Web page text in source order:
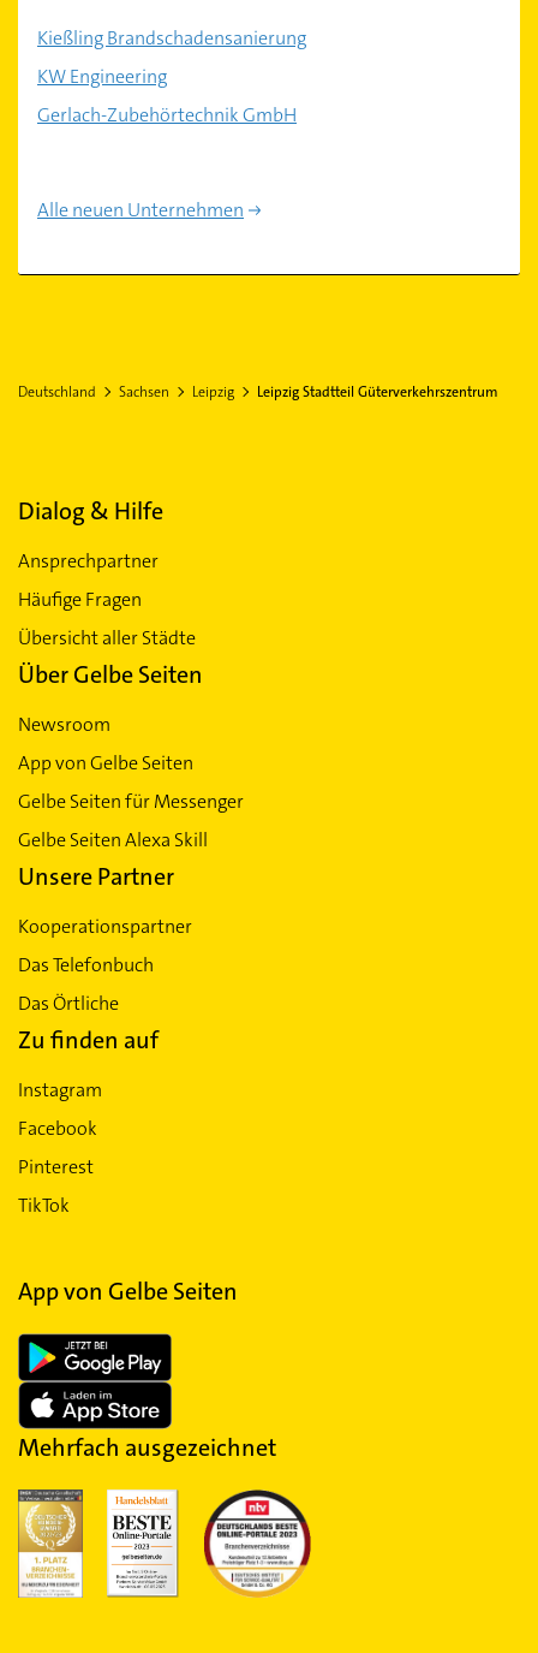
Kießling Brandschadensanierung
KW Engineering
Gerlach-Zubehörtechnik GmbH
Alle neuen Unternehmen
Deutschland Sachsen Leipzig Leipzig Stadtteil Güterverkehrszentrum
Dialog & Hilfe
Ansprechpartner
Häufige Fragen
Übersicht aller Städte
Über Gelbe Seiten
Newsroom
App von Gelbe Seiten
Gelbe Seiten für Messenger
Gelbe Seiten Alexa Skill
Unsere Partner
Kooperationspartner
Das Telefonbuch
Das Örtliche
Zu finden auf
Instagram
Facebook
Pinterest
TikTok
App von Gelbe Seiten
Mehrfach ausgezeichnet